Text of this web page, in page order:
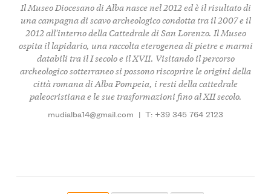
Il Museo Diocesano di Alba nasce nel 2012 ed è il risultato di
una campagna di scavo archeologico condotta tra il 2007 e il
2012 all'interno della Cattedrale di San Lorenzo. Il Museo
ospita il lapidario, una raccolta eterogenea di pietre e marmi
databili tra il I secolo e il XVII. Visitando il percorso
archeologico sotterraneo si possono riscoprire le origini della
città romana di Alba Pompeia, i resti della cattedrale
paleocristiana e le sue trasformazioni fino al XII secolo.
mudialba14@gmail.com | T: +39 345 764 2123